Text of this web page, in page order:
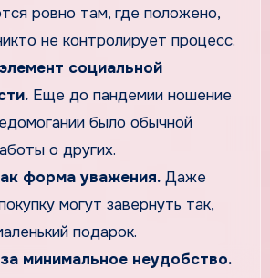
ровно там, где положено,
не контролирует процесс.
социальной
Еще до пандемии ношение
было обычной
о других.
форма уважения. Даже
могут завернуть так,
подарок.
минимальное неудобство.